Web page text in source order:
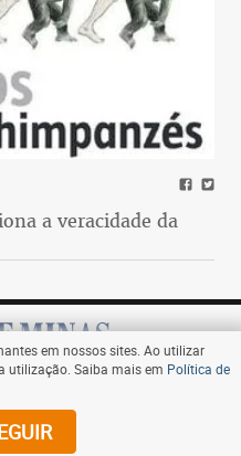
a veracidade da
em nossos sites. Ao utilizar
utilização. Saiba mais em Política de